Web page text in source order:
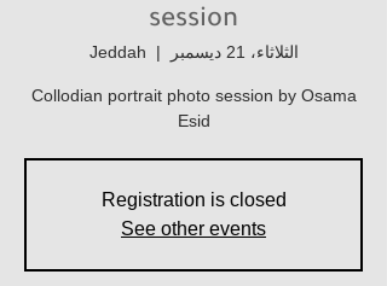
session
الثلاثاء، 21 ديسمبر
  |
Jeddah
Collodian portrait photo session by Osama
Esid
Registration is closed
See other events